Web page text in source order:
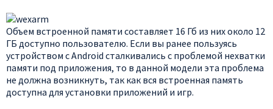
Объем встроенной памяти составляет 16 Гб из них около 12
ГБ доступно пользователю. Если вы ранее пользуясь
устройством с Android сталкивались с проблемой нехватки
памяти под приложения, то в данной модели эта проблема
не должна возникнуть, так как вся встроенная память
доступна для установки приложений и игр.